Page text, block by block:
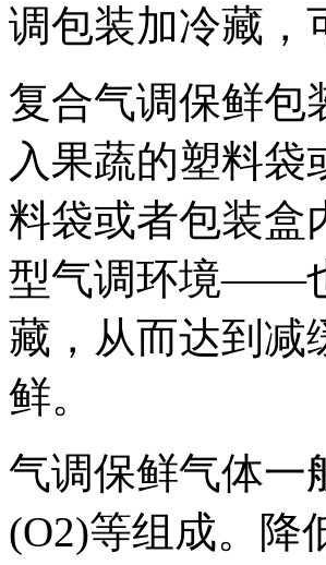
调包装加冷藏，
复合气调保鲜包
入果蔬的塑料
料袋或者包装盒
型气调环境——
藏，从而达到减
鲜。
气调保鲜气体一
(O2)等组成。降